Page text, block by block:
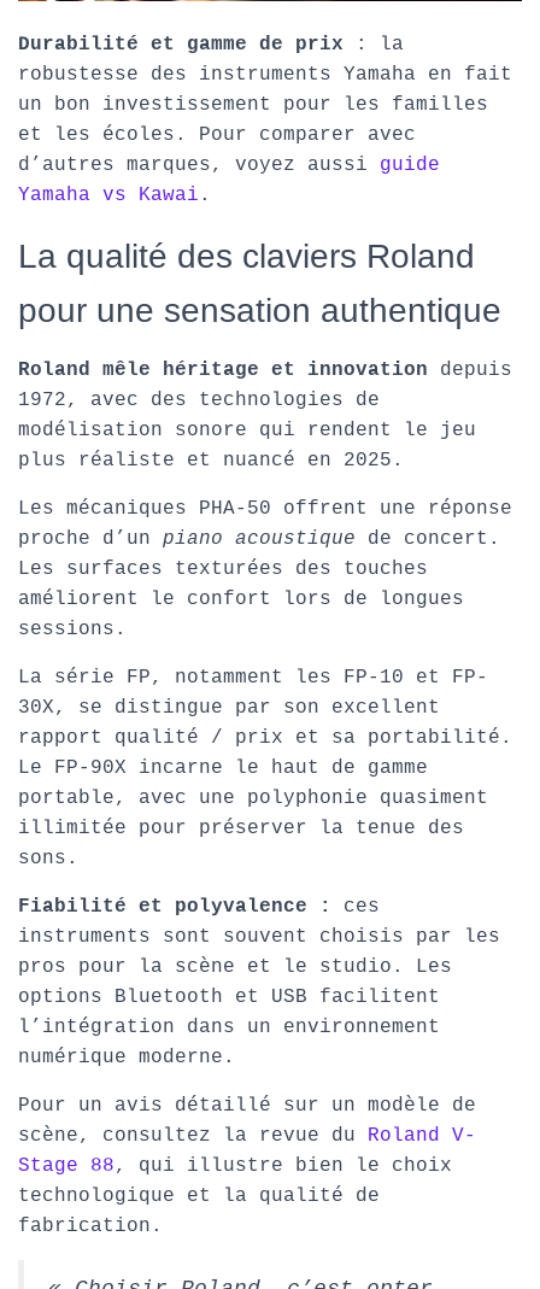
Durabilité et gamme de prix : la
robustesse des instruments Yamaha en fait
un bon investissement pour les familles
et les écoles. Pour comparer avec
d’autres marques, voyez aussi guide
Yamaha vs Kawai .
La qualité des claviers Roland
pour une sensation authentique
Roland mêle héritage et innovation depuis
1972, avec des technologies de
modélisation sonore qui rendent le jeu
plus réaliste et nuancé en 2025.
Les mécaniques PHA-50 offrent une réponse
proche d’un piano acoustique de concert.
Les surfaces texturées des touches
améliorent le confort lors de longues
sessions.
La série FP, notamment les FP-10 et FP-
30X, se distingue par son excellent
rapport qualité / prix et sa portabilité.
Le FP-90X incarne le haut de gamme
portable, avec une polyphonie quasiment
illimitée pour préserver la tenue des
sons.
Fiabilité et polyvalence :
ces
instruments sont souvent choisis par les
pros pour la scène et le studio. Les
options Bluetooth et USB facilitent
l’intégration dans un environnement
numérique moderne.
Pour un avis détaillé sur un modèle de
scène, consultez la revue du Roland V-
Stage 88, qui illustre bien le choix
technologique et la qualité de
fabrication.